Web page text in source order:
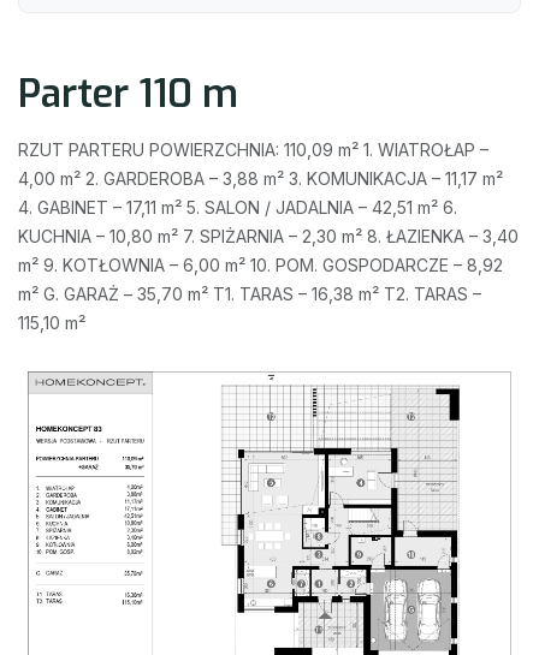
Parter 110 m
RZUT PARTERU POWIERZCHNIA: 110,09 m² 1. WIATROŁAP –
4,00 m² 2. GARDEROBA – 3,88 m² 3. KOMUNIKACJA – 11,17 m²
4. GABINET – 17,11 m² 5. SALON / JADALNIA – 42,51 m² 6.
KUCHNIA – 10,80 m² 7. SPIŻARNIA – 2,30 m² 8. ŁAZIENKA – 3,40
m² 9. KOTŁOWNIA – 6,00 m² 10. POM. GOSPODARCZE – 8,92
m² G. GARAŻ – 35,70 m² T1. TARAS – 16,38 m² T2. TARAS –
115,10 m²